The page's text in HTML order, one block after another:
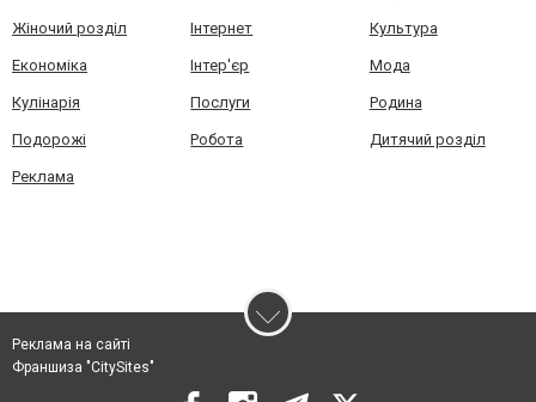
Жіночий розділ Інтернет Культура
Економіка Інтер'єр Мода
Кулінарія Послуги Родина
Подорожі Робота Дитячий розділ
Реклама
Реклама на сайті
Франшиза "CitySites"